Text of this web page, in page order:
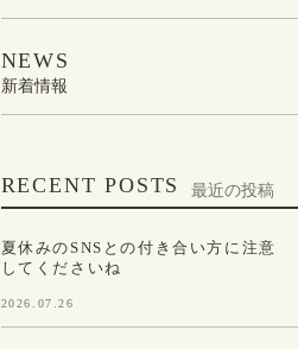
NEWS
新着情報
RECENT POSTS 最近の投稿
夏休みのSNSとの付き合い方に注意
してくださいね
2026.07.26